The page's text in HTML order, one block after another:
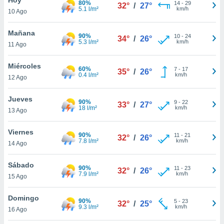
en
más
nuestra
de
cookies
aceptar
10 Ago
80%
5.1 l/m²
32° / 27° 14- 29
km/h
Mañana
11 Ago
90%
5.3 l/m²
34° / 26° 10- 24
km/h
Miércoles
12 Ago
60%
0.4 l/m²
35° / 26° 7- 17
km/h
Jueves
13 Ago
90%
18 l/m²
33° / 27° 9- 22
km/h
Viernes
14 Ago
90%
7.8 l/m²
32° / 26° 11 - 21
km/h
Sábado
15 Ago
90%
7.9 l/m²
32° / 26° 11 - 23
km/h
Domingo
16 Ago
90%
9.3 l/m²
32° / 25° 5- 23
km/h